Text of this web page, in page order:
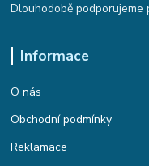
Dlouhodobě podporujeme
Informace
O nás
Obchodní podmínky
Reklamace